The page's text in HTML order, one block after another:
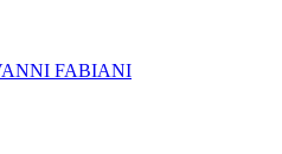
FABIANI